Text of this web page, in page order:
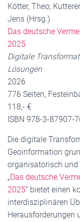
Kötter, Theo;
Jens (Hrsg.)
Das deutsche
2025
Digitale
Lösungen
2026
776 Seiten,
118,- €
ISBN 978-3-87907-
Die digitale
Geoinformation
organisatorisch und
„Das deutsche
2025“ bietet einen
interdisziplinären
Herausforderungen